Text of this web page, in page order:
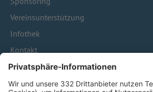
Vereinsunterstützung
Infothek
Kontakt
HÄUFIG BESUCHTE SEITEN